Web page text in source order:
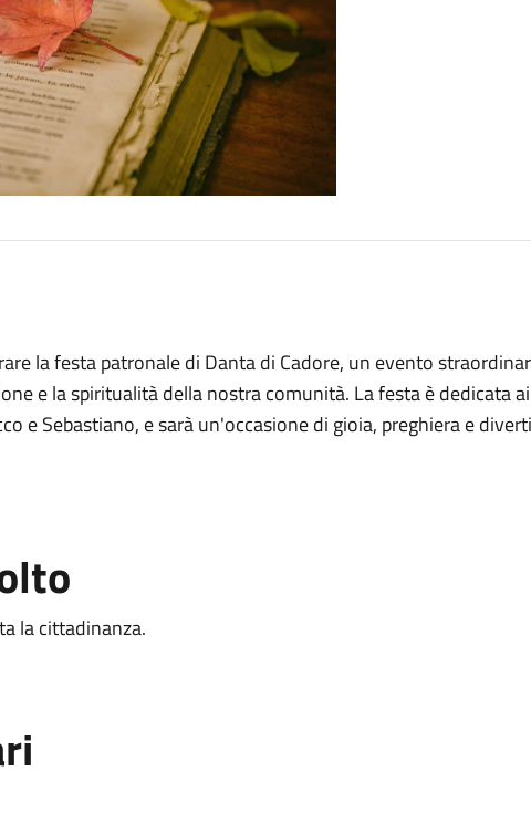
la festa patronale di Danta di Cadore, un evento
e la spiritualità della nostra comunità. La festa è dedicata
e Sebastiano, e sarà un'occasione di gioia, preghiera e
la cittadinanza.